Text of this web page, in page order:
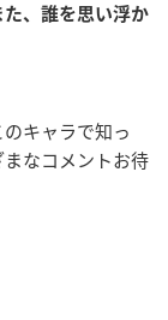
、誰を思い浮か
キャラで知っ
なコメントお待